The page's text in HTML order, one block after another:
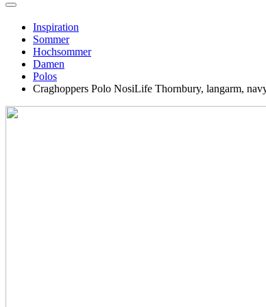
Inspiration
Sommer
Hochsommer
Damen
Polos
Craghoppers Polo NosiLife Thornbury, langarm,